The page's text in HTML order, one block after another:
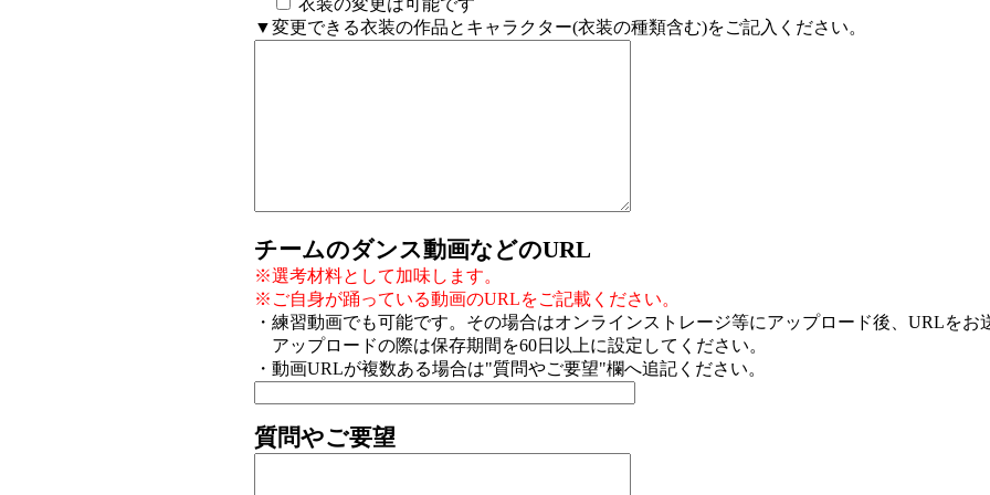
▼変更できる衣装の作品とキャラクター(衣装の種類含む)をご記入ください。
チームのダンス動画などのURL
※選考材料として加味します。
※ご自身が踊っている動画のURLをご記載ください。
・練習動画でも可能です。その場合はオンラインストレージ等にアップロード後、URLをお
アップロードの際は保存期間を60日以上に設定してください。
・動画URLが複数ある場合は"質問やご要望"欄へ追記ください。
質問やご要望